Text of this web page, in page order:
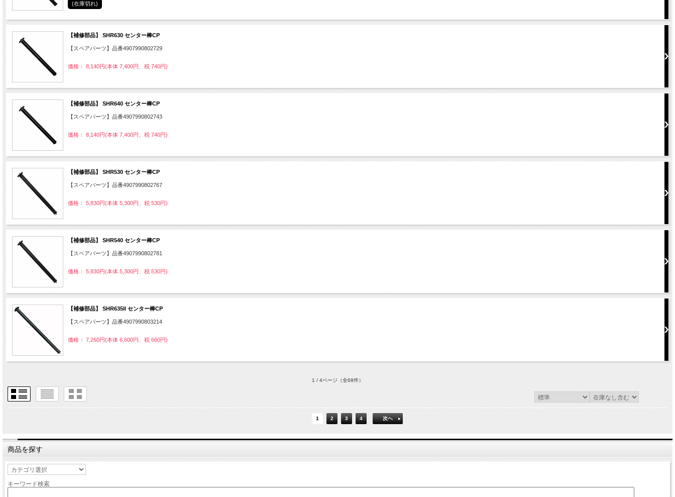
(在庫切れ)
【補修部品】 SHR630 センター棒CP
【スペアパーツ】品番4907990802729
価格： 8,140円(本体 7,400円、税 740円)
【補修部品】 SHR640 センター棒CP
【スペアパーツ】品番4907990802743
価格： 8,140円(本体 7,400円、税 740円)
【補修部品】 SHR530 センター棒CP
【スペアパーツ】品番4907990802767
価格： 5,830円(本体 5,300円、税 530円)
【補修部品】 SHR540 センター棒CP
【スペアパーツ】品番4907990802781
価格： 5,830円(本体 5,300円、税 530円)
【補修部品】 SHR635II センター棒CP
【スペアパーツ】品番4907990803214
価格： 7,260円(本体 6,600円、税 660円)
1 / 4ページ（全68件）
1 2 3 4 次へ
商品を探す
キーワード検索